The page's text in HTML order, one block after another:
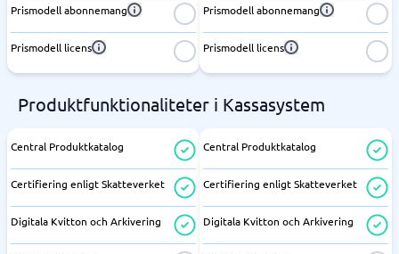
Prismodell abonnemang
Prismodell licens
Prismodell abonnemang
Prismodell licens
Produktfunktionaliteter i Kassasystem
Central Produktkatalog
Certifiering enligt Skatteverket
Digitala Kvitton och Arkivering
Central Produktkatalog
Certifiering enligt Skatteverket
Digitala Kvitton och Arkivering